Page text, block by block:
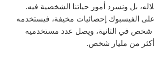
بل ونسرد أمور حياتنا الشخصية فيه.
الفيسبوك إحصائيات مخيفة، فيستخدمه
20 ألف شخص في الثانية، ويصل عدد مستخدميه
أكثر من مليار شخص.